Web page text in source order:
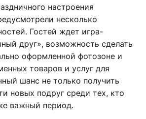
настроения
несколько
Гостей ждет игра-
друг», возможность сделать
оформленной фотозоне и
товаров и услуг для
шанс не только получить
новых подруг среди тех, кто
важный период.